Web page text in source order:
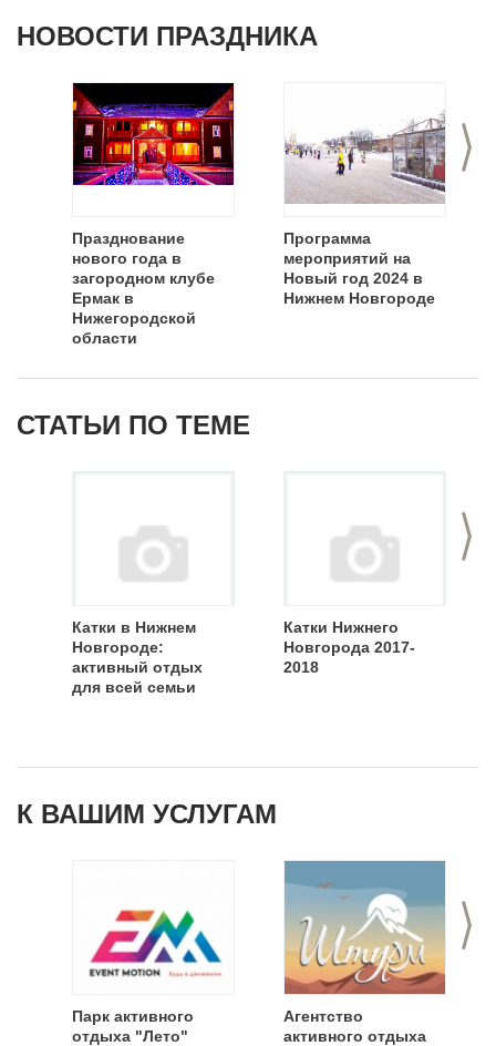
НОВОСТИ ПРАЗДНИКА
>
Празднование
нового года в
загородном клубе
Ермак в
Нижегородской
области
Программа
мероприятий на
Новый год 2024 в
Нижнем Новгороде
СТАТЬИ ПО ТЕМЕ
>
Катки в Нижнем
Новгороде:
активный отдых
для всей семьи
Катки Нижнего
Новгорода 2017-
2018
К ВАШИМ УСЛУГАМ
>
Парк активного
отдыха "Лето"
Агентство
активного отдыха